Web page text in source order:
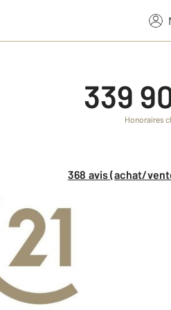
339
Honoraires
368 avis (achat/